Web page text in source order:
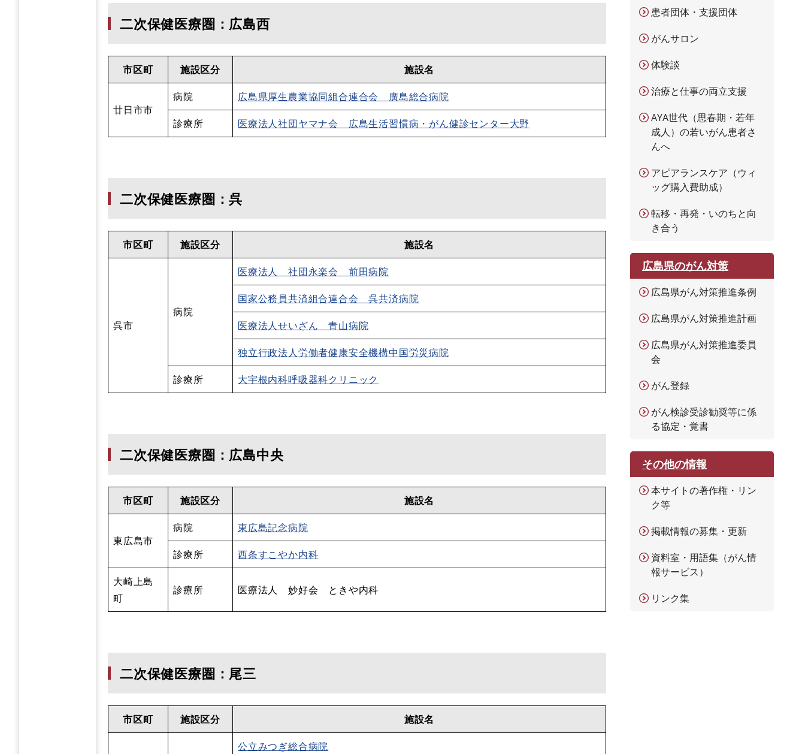
二次保健医療圏：広島西
市区町 施設区分 施設名
廿日市市
病院 広島県厚生農業協同組合連合会 廣島総合病院
診療所 医療法人社団ヤマナ会 広島生活習慣病・がん健診センター大野
二次保健医療圏：呉
市区町 施設区分 施設名
呉市
病院
医療法人 社団永楽会 前田病院
国家公務員共済組合連合会 呉共済病院
医療法人せいざん 青山病院
独立行政法人労働者健康安全機構中国労災病院
診療所 大宇根内科呼吸器科クリニック
二次保健医療圏：広島中央
市区町 施設区分 施設名
東広島市
病院 東広島記念病院
診療所 西条すこやか内科
大崎上島
町
診療所 医療法人 妙好会 ときや内科
二次保健医療圏：尾三
市区町 施設区分 施設名
公立みつぎ総合病院
患者団体・支援団体
がんサロン
体験談
治療と仕事の両立支援
AYA世代（思春期・若年
成人）の若いがん患者さ
んへ
アピアランスケア（ウィ
ッグ購入費助成）
転移・再発・いのちと向
き合う
広島県のがん対策
広島県がん対策推進条例
広島県がん対策推進計画
広島県がん対策推進委員
会
がん登録
がん検診受診勧奨等に係
る協定・覚書
その他の情報
本サイトの著作権・リン
ク等
掲載情報の募集・更新
資料室・用語集（がん情
報サービス）
リンク集